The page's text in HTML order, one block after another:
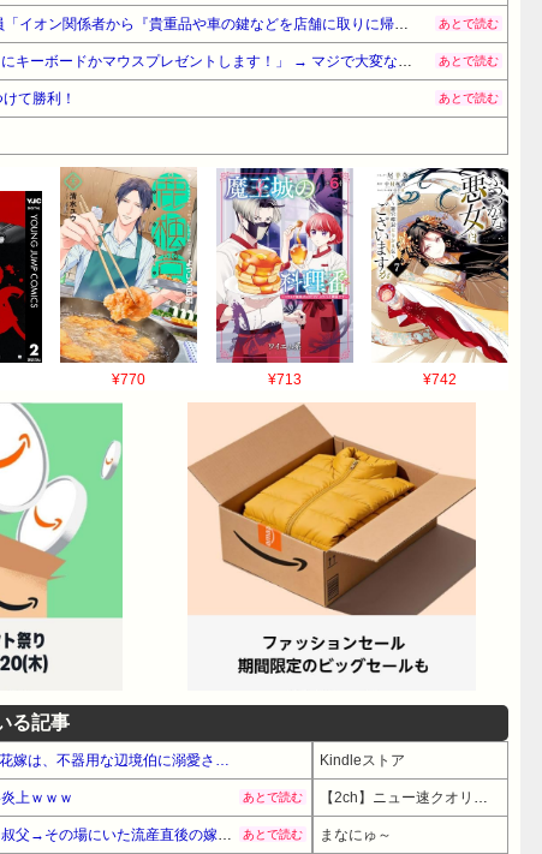
イオンモール熊本、社内規定に反して再入場を認めていたとの証言！従業員「イオン関係者から『貴重品や車の鍵などを店舗に取りに帰って』と言われた」 あとで読む
【これは酷い】秋葉原のゲーミングPC販売店「オープン記念に先着1000名にキーボードかマウスプレゼントします！」 → マジで大変なことになってしまう・・・ あとで読む
て勝利！ あとで読む
¥770 ¥713 ¥742
る記事
Kindleストア
上ｗｗｗ あとで読む
あとで読む まなにゅ～